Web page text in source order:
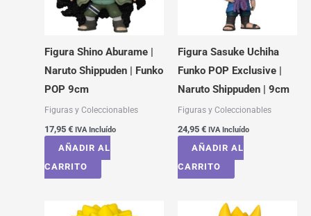
Figura Shino Aburame |
Naruto Shippuden | Funko
POP 9cm
Figuras y Coleccionables
17,95 € IVA Incluído
AÑADIR AL
CARRITO
Figura Sasuke Uchiha
Funko POP Exclusive |
Naruto Shippuden | 9cm
Figuras y Coleccionables
24,95 € IVA Incluído
AÑADIR AL
CARRITO